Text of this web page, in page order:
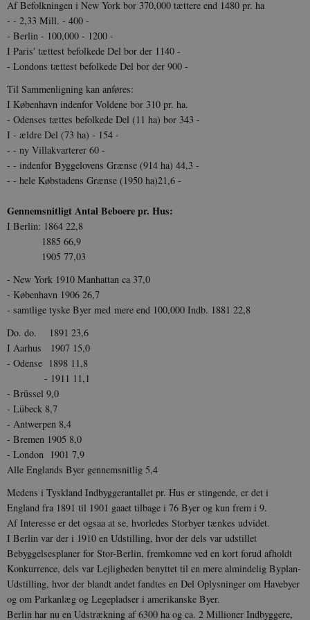
Af Befolkningen i New York bor 370,000 tættere end 1480 pr. ha
- - 2,33 Mill. - 400 -
- Berlin - 100,000 - 1200 -
I Paris' tættest befolkede Del bor der 1140 -
- Londons tættest befolkede Del bor der 900 -
Til Sammenligning kan anføres:
I København indenfor Voldene bor 310 pr. ha.
- Odenses tættes befolkede Del (11 ha) bor 343 -
I - ældre Del (73 ha) - 154 -
- - ny Villakvarterer 60 -
- - indenfor Byggelovens Grænse (914 ha) 44,3 -
- - hele Købstadens Grænse (1950 ha)21,6 -
Gennemsnitligt Antal Beboere pr. Hus:
I Berlin: 1864 22,8
1885 66,9
1905 77,03
- New York 1910 Manhattan ca 37,0
- København 1906 26,7
- samtlige tyske Byer med mere end 100,000 Indb. 1881 22,8
Do. do. 1891 23,6
I Aarhus 1907 15,0
- Odense 1898 11,8
- 1911 11,1
- Brüssel 9,0
- Lübeck 8,7
- Antwerpen 8,4
- Bremen 1905 8,0
- London 1901 7,9
Alle Englands Byer gennemsnitlig 5,4
Medens i Tyskland Indbyggerantallet pr. Hus er stingende, er det i
England fra 1891 til 1901 gaaet tilbage i 76 Byer og kun frem i 9.
Af Interesse er det ogsaa at se, hvorledes Storbyer tænkes udvidet.
I Berlin var der i 1910 en Udstilling, hvor der dels var udstillet
Bebyggelsesplaner for Stor-Berlin, fremkomne ved en kort forud afholdt
Konkurrence, dels var Lejligheden benyttet til en mere almindelig Byplan-
Udstilling, hvor der blandt andet fandtes en Del Oplysninger om Havebyer
og om Parkanlæg og Legepladser i amerikanske Byer.
Berlin har nu en Udstrækning af 6300 ha og ca. 2 Millioner Indbyggere,